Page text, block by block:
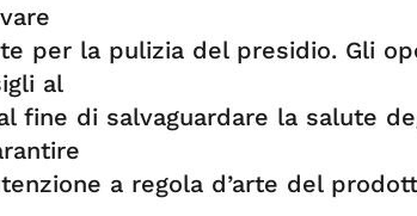
per la pulizia del presidio. Gli
al
fine di salvaguardare la salute
a regola d’arte del